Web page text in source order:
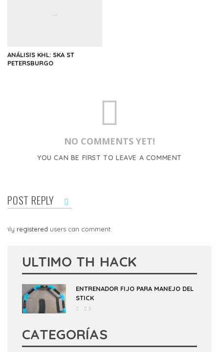
ANÁLISIS KHL: SKA ST
PETERSBURGO
NO COMMENTS YET!
YOU CAN BE FIRST TO LEAVE A COMMENT
POST REPLY
Only registered users can comment.
ULTIMO TH HACK
ENTRENADOR FIJO PARA MANEJO DEL
STICK
0
CATEGORÍAS